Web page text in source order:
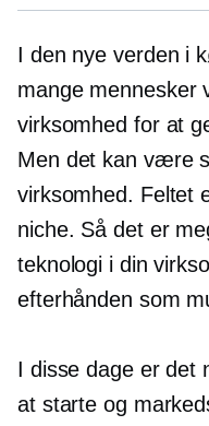
I den nye verden i
mange mennesker
virksomhed for at
Men det kan være
virksomhed. Feltet
niche. Så det er
teknologi i din
efterhånden som
I disse dage er det
at starte og